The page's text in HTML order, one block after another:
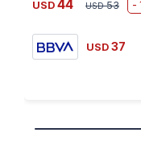
USD 44 USD 53
USD 37